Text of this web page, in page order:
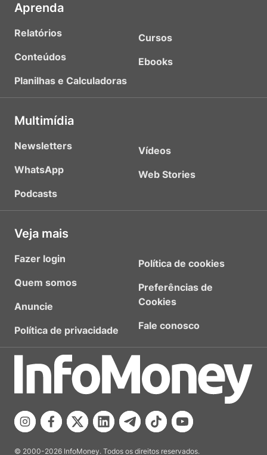
Aprenda
Relatórios
Conteúdos
Planilhas e Calculadoras
Cursos
Ebooks
Multimídia
Newsletters
WhatsApp
Podcasts
Vídeos
Web Stories
Veja mais
Fazer login
Quem somos
Anuncie
Política de privacidade
Política de cookies
Preferências de
Cookies
Fale conosco
© 2000-2026 InfoMoney. Todos os direitos reservados.